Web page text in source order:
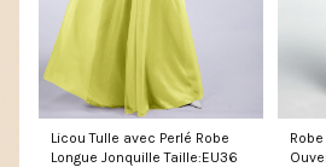
Licou Tulle avec Perlé Robe
Longue Jonquille Taille:EU36